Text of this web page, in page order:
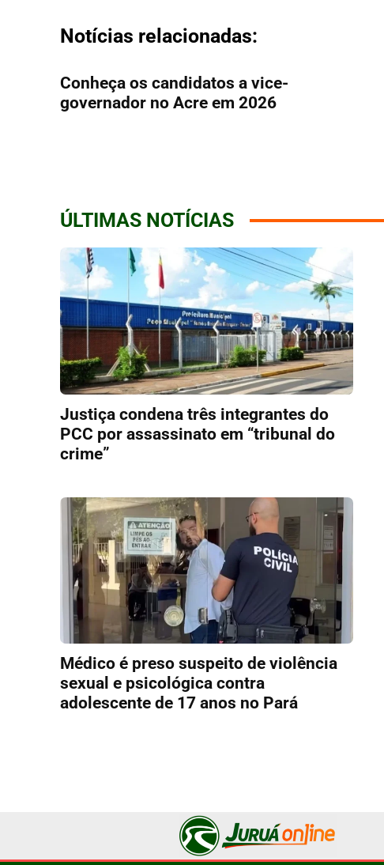
Notícias relacionadas:
Conheça os candidatos a vice-
governador no Acre em 2026
ÚLTIMAS NOTÍCIAS
Justiça condena três integrantes do
PCC por assassinato em “tribunal do
crime”
Médico é preso suspeito de violência
sexual e psicológica contra
adolescente de 17 anos no Pará